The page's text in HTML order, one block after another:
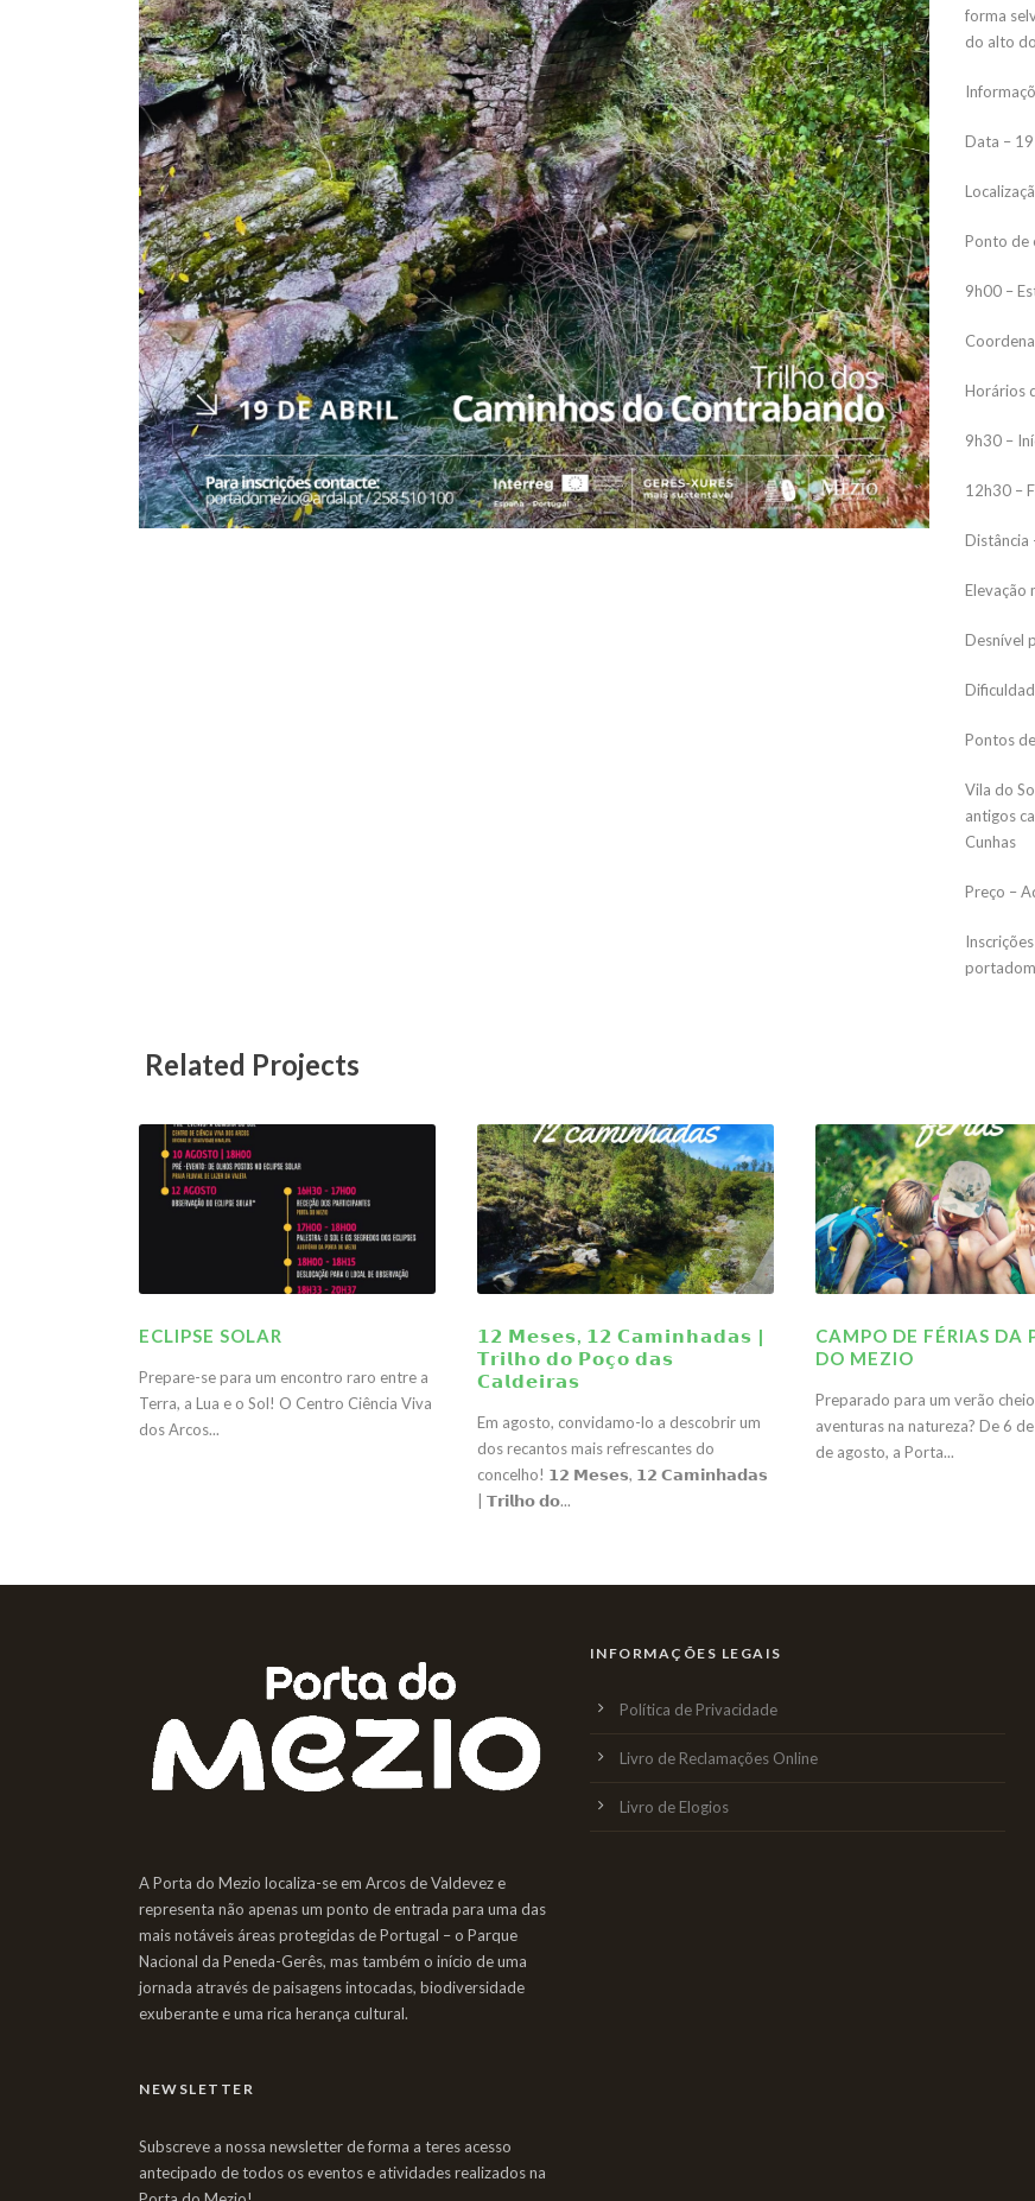
forma
do alto
Data –
Ponto de
9h00 –
Horários
9h30 –
12h30 –
Distância
Elevação
Desnível
Pontos
Vila do
antigos
Cunhas
Preço –
Related Projects
ECLIPSE SOLAR
Prepare-se para um encontro raro entre a
Terra, a Lua e o Sol! O Centro Ciência Viva
dos Arcos...
𝟭𝟮 𝗠𝗲𝘀𝗲𝘀, 𝟭𝟮 𝗖𝗮𝗺𝗶𝗻𝗵𝗮𝗱𝗮𝘀 |
𝗧𝗿𝗶𝗹𝗵𝗼 𝗱𝗼 𝗣𝗼𝗰̧𝗼 𝗱𝗮𝘀
𝗖𝗮𝗹𝗱𝗲𝗶𝗿𝗮𝘀
Em agosto, convidamo-lo a descobrir um
dos recantos mais refrescantes do
concelho! 𝟭𝟮 𝗠𝗲𝘀𝗲𝘀, 𝟭𝟮 𝗖𝗮𝗺𝗶𝗻𝗵𝗮𝗱𝗮𝘀
| 𝗧𝗿𝗶𝗹𝗵𝗼 𝗱𝗼...
CAMPO DE FÉRIAS DA
DO MEZIO
Preparado para um verão
aventuras na natureza? De 6
de agosto, a Porta...
A Porta do Mezio localiza-se em Arcos de Valdevez e
representa não apenas um ponto de entrada para uma das
mais notáveis áreas protegidas de Portugal – o Parque
Nacional da Peneda-Gerês, mas também o início de uma
jornada através de paisagens intocadas, biodiversidade
exuberante e uma rica herança cultural.
NEWSLETTER
Subscreve a nossa newsletter de forma a teres acesso
antecipado de todos os eventos e atividades realizados na
INFORMAÇÕES LEGAIS
Política de Privacidade
Livro de Reclamações Online
Livro de Elogios